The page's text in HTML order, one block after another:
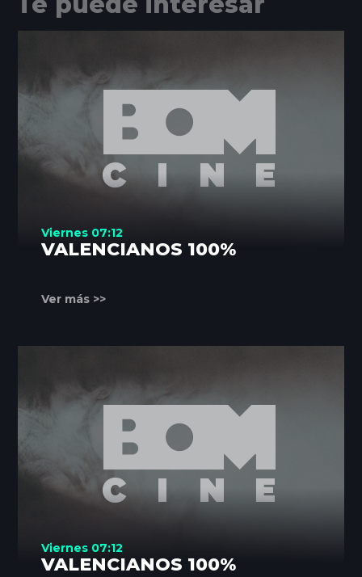
Viernes 07:12
VALENCIANOS 100%
Ver más >>
Viernes 07:12
VALENCIANOS 100%